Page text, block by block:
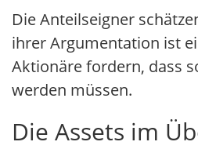
Die Anteilseigner
ihrer Argumentation ist
Aktionäre fordern, dass
werden müssen.
Die Assets im